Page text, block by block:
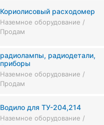
Кориолисовый расходомер
Наземное оборудование /
Продам
радиолампы, радиодетали,
приборы
Наземное оборудование /
Продам
Водило для ТУ-204,214
Наземное оборудование /